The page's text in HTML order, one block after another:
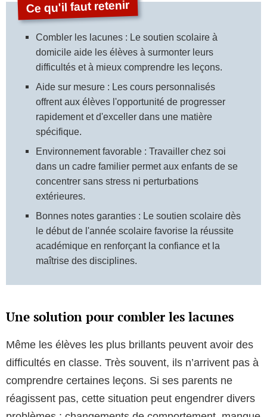
Combler les lacunes : Le soutien scolaire à
domicile aide les élèves à surmonter leurs
difficultés et à mieux comprendre les leçons.
Aide sur mesure : Les cours personnalisés
offrent aux élèves l'opportunité de progresser
rapidement et d'exceller dans une matière
spécifique.
Environnement favorable : Travailler chez soi
dans un cadre familier permet aux enfants de se
concentrer sans stress ni perturbations
extérieures.
Bonnes notes garanties : Le soutien scolaire dès
le début de l'année scolaire favorise la réussite
académique en renforçant la confiance et la
maîtrise des disciplines.
Une solution pour combler les lacunes
Même les élèves les plus brillants peuvent avoir des
difficultés en classe. Très souvent, ils n’arrivent pas à
comprendre certaines leçons. Si ses parents ne
réagissent pas, cette situation peut engendrer divers